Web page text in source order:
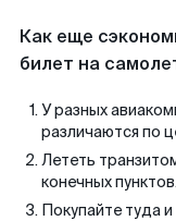
Как еще
билет на
У разных
различаются по
Лететь
конечных пунктов.
Покупайте туда